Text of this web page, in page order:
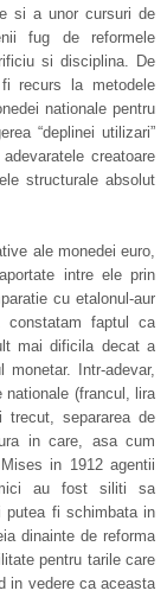
si a unor cursuri de
fug de reformele
si disciplina. De
recurs la metodele
nationale pentru
“deplinei utilizari”
creatoare
structurale absolut
ale monedei euro,
intre ele prin
cu etalonul-aur
constatam faptul ca
mai dificila decat a
Intr-adevar,
nationale (francul, lira
separarea de
in care, asa cum
in 1912 agentii
au fost siliti sa
putea fi schimbata in
dinainte de reforma
pentru tarile care
in vedere ca aceasta